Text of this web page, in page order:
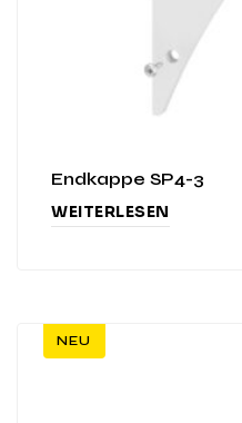
Endkappe SP4-3
WEITERLESEN
NEU